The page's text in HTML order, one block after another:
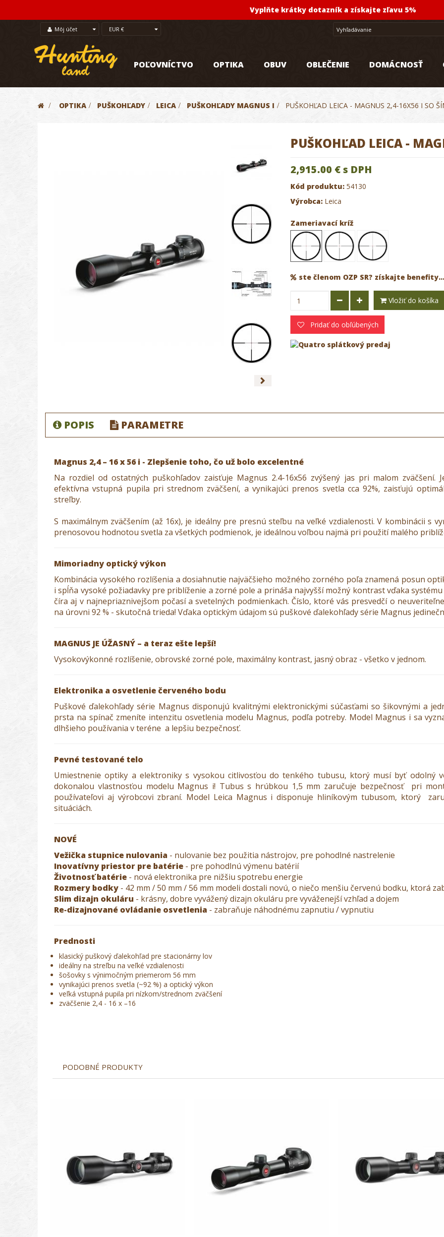
Vyplňte krátky dotazník a získajte zľavu 5%
Môj účet EUR €
POĽOVNÍCTVO OPTIKA OBUV OBLEČENIE DOMÁCNOSŤ
> OPTIKA > PUŠKOHĽADY > LEICA > PUŠKOHĽADY MAGNUS I > PUŠKOHĽAD LEICA - MAGNUS 2,4-16X56 I SO
PUŠKOHĽAD LEICA -
2,915.00 €s DPH
Kód produktu: 54130
Výrobca: Leica
Zameriavací kríž
ste členom OZP SR? získajte benefity...
Vložiť do košíka
Pridať do obľúbených
POPIS PARAMETRE
Magnus 2,4 – 16 x 56 i - Zlepšenie toho, čo už bolo excelentné
Na rozdiel od ostatných puškohľadov zaisťuje Magnus 2.4-16x56 zvýšený jas pri malom zväčšení.
efektívna vstupná pupila pri strednom zväčšení, a vynikajúci prenos svetla cca 92%, zaisťujú
streľby.
S maximálnym zväčšením (až 16x), je ideálny pre presnú steľbu na veľké vzdialenosti. V kombinácii s
prenosovou hodnotou svetla za všetkých podmienok, je ideálnou voľbou najmä pri použití malého
Mimoriadny optický výkon
Kombinácia vysokého rozlíšenia a dosiahnutie najväčšieho možného zorného poľa znamená posun
i spĺňa vysoké požiadavky pre priblíženie a zorné pole a prináša najvyšší možný kontrast vďaka
číra aj v najnepriaznivejšom počasí a svetelných podmienkach. Číslo, ktoré vás presvedčí o
na úrovni 92 % - skutočná trieda! Vďaka optickým údajom sú puškové ďalekohľady série Magnus
MAGNUS JE ÚŽASNÝ – a teraz ešte lepší!
Vysokovýkonné rozlíšenie, obrovské zorné pole, maximálny kontrast, jasný obraz - všetko v jednom.
Elektronika a osvetlenie červeného bodu
Puškové ďalekohľady série Magnus disponujú kvalitnými elektronickými súčasťami so šikovnými a
prsta na spínač zmeníte intenzitu osvetlenia modelu Magnus, podľa potreby. Model Magnus i sa
dlhšieho používania v teréne a lepšiu bezpečnosť.
Pevné testované telo
Umiestnenie optiky a elektroniky s vysokou citlivosťou do tenkého tubusu, ktorý musí byť odolný
dokonalou vlastnosťou modelu Magnus i! Tubus s hrúbkou 1,5 mm zaručuje bezpečnosť pri
používateľovi aj výrobcovi zbraní. Model Leica Magnus i disponuje hliníkovým tubusom, ktorý
situáciách.
NOVÉ
Vežička stupnice nulovania - nulovanie bez použitia nástrojov, pre pohodlné nastrelenie
Inovatívny priestor pre batérie - pre pohodlnú výmenu batérií
Životnosť batérie - nová elektronika pre nižšiu spotrebu energie
Rozmery bodky - 42 mm / 50 mm / 56 mm modeli dostali novú, o niečo menšiu červenú bodku, ktorá
Slim dizajn okuláru - krásny, dobre vyvážený dizajn okuláru pre vyváženejší vzhľad a dojem
Re-dizajnované ovládanie osvetlenia - zabraňuje náhodnému zapnutiu / vypnutiu
Prednosti
klasický puškový ďalekohľad pre stacionárny lov
ideálny na streľbu na veľké vzdialenosti
šošovky s výnimočným priemerom 56 mm
vynikajúci prenos svetla (~92 %) a optický výkon
veľká vstupná pupila pri nízkom/strednom zväčšení
zväčšenie 2,4 - 16 x –16
PODOBNÉ PRODUKTY